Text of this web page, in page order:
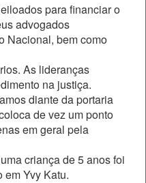
para financiar o
advogados
Nacional, bem como
As lideranças
na justiça.
diante da portaria
de vez um ponto
em geral pela
criança de 5 anos foi
em Yvy Katu.